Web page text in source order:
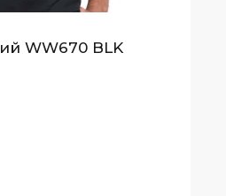
WW670 BLK